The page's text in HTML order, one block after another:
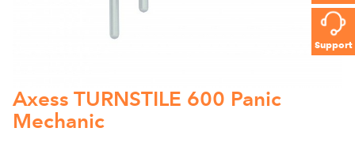
Support
Axess TURNSTILE 600 Panic
Mechanic